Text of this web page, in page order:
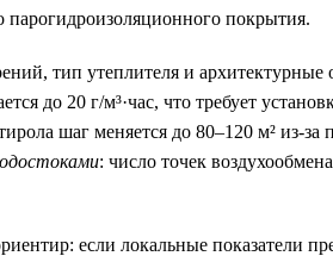
парогидроизоляционного покрытия.
тип утеплителя и архитектурные
до 20 г/м³·час, что требует
шаг меняется до 80–120 м² из-
: число точек
если локальные показатели